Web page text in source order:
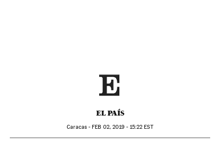
EL PAÍS
Caracas -FEB 02, 2019 - 15:22 EST